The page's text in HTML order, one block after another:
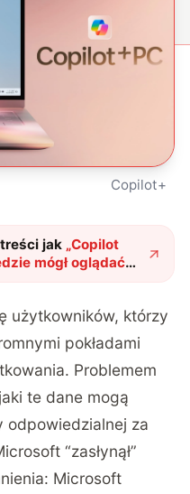
Copilot+
jak „Copilot
mógł oglądać
użytkowników, którzy
pokładami
Problemem
te dane mogą
odpowiedzialnej za
“zasłynął”
Microsoft